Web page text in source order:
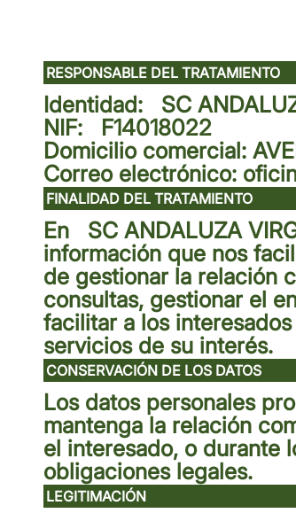
RESPONSABLE DEL TRATAMIENTO
Identidad:
SC
NIF:
F14018022
Domicilio comercial:
Correo electrónico:
FINALIDAD DEL TRATAMIENTO
En SC ANDALUZA
información que nos
de gestionar la relación
consultas, gestionar el
facilitar a los
servicios de su interés.
CONSERVACIÓN DE LOS DATOS
Los datos personales
mantenga la relación
el interesado, o durante
obligaciones legales.
LEGITIMACIÓN